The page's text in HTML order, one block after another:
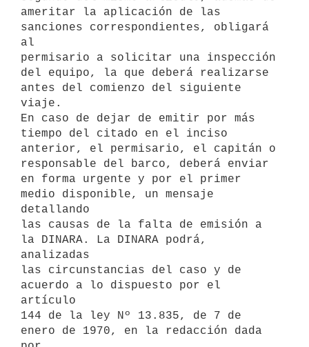
ameritar la aplicación de las
sanciones correspondientes, obligará
al
permisario a solicitar una inspección
del equipo, la que deberá realizarse
antes del comienzo del siguiente
viaje.
En caso de dejar de emitir por más
tiempo del citado en el inciso
anterior, el permisario, el capitán o
responsable del barco, deberá enviar
en forma urgente y por el primer
medio disponible, un mensaje
detallando
las causas de la falta de emisión a
la DINARA. La DINARA podrá,
analizadas
las circunstancias del caso y de
acuerdo a lo dispuesto por el
artículo
144 de la ley Nº 13.835, de 7 de
enero de 1970, en la redacción dada